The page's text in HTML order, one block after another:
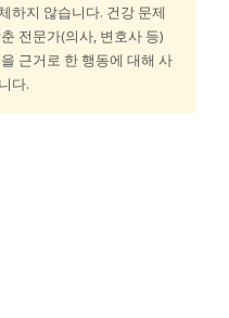
하지 않습니다. 건강 문제
전문가(의사, 변호사 등)
근거로 한 행동에 대해 사
다.